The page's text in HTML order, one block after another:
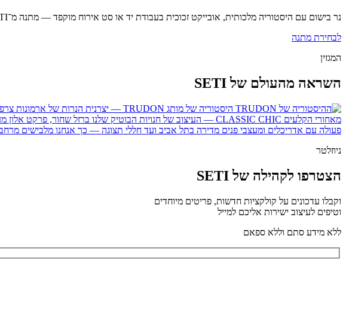
נר בישום עם היסטוריה מלכותית, אובייקט זכוכית בעבודת יד או סט אירוח מוקפד — מתנה מ־SETI היא תמיד רגע של יופי. אפשרות לאריזת מתנה מוקפדת בכל הזמנה.
לבחירת מתנה
המגזין
השראה מהעולם של SETI
היסטוריה של מותג TRUDON — יצרנית הנרות של ארמונות צרפת
מאחורי הקלעים CLASSIC CHIC — העיצוב של חנויות הבוטיק שלנו ברזל שחור, פרקט אלון מעושן ותקרות של 4.5 מטר —
פעולה עם אדריכלים ומעצבי פנים מדירה בתל אביב ועד חללי תצוגה — כך אנחנו מלבישים
ניוזלטר
הצטרפו לקהילה של SETI
וקבלו עדכונים על קולקציות חדשות, פריטים מיוחדים
וטיפים לעיצוב ישירות אליכם למייל
ללא מידע סתם וללא ספאם